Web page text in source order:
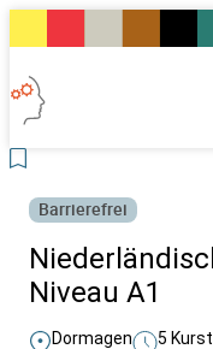
Barrierefrei
Niveau A1
Dormagen 5